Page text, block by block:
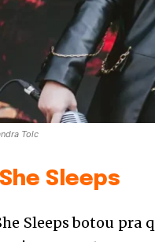
Tolc
Sleeps
Sleeps botou pra